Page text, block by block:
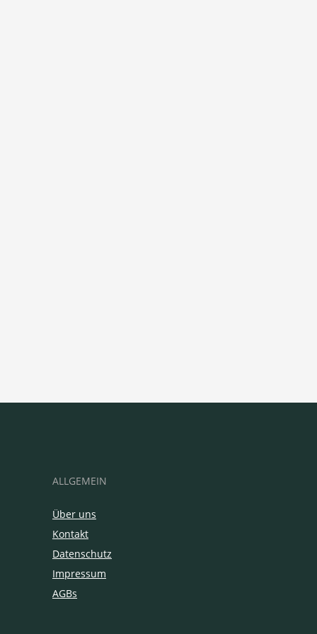
ALLGEMEIN
Über uns
Kontakt
Datenschutz
Impressum
AGBs